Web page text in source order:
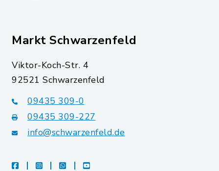
Markt Schwarzenfeld
Viktor-Koch-Str. 4
92521 Schwarzenfeld
09435 309-0
09435 309-227
info@schwarzenfeld.de
facebookinstagramwhatsappyoutube